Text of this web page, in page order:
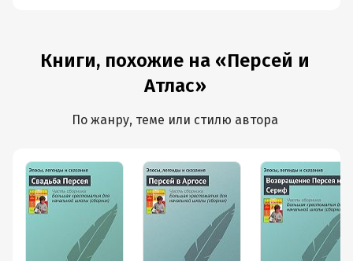
Книги, похожие на «Персей и
Атлас»
По жанру, теме или стилю автора